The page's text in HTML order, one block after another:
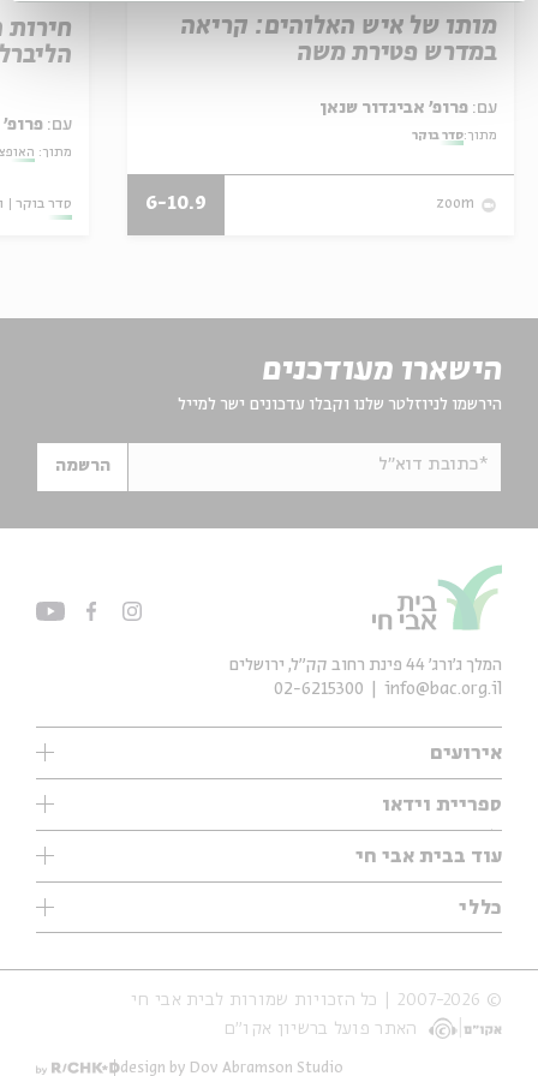
מותו של איש האלוהים: קריאה
במדרש פטירת משה
עם:
מתוך:סדר בוקר
zoom
6-10.9
עם: פרופ'
מתוך:
סדר בוקר
הישארו מעודכנים
הירשמו לניוזלטר שלנו וקבלו עדכונים ישר למייל
*כתובת דוא"ל הרשמה
אירועים
עיון
אנגלית
נוער
סדרות
אירועי עבר
אירועים בירושלים
ספריית וידאו
ילדים
מוזיקה
עיון
מיוחדים
עוד בבית אבי חי
תערוכות
מיוחדים
כללי
אודות
הצהרת נגישות
תנאי שימוש והצהרת פרטיות
המלך ג'ורג' 44 פינת רחוב קק״ל, ירושלים
info@bac.org.il
02-6215300
© 2007-2026 | כל הזכויות שמורות לבית אבי חי
האתר פועל ברשיון אקו״ם
design by Dov Abramson Studio